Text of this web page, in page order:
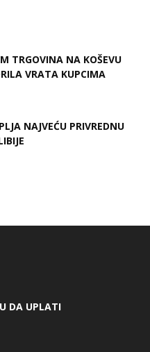
TRGOVINA NA KOŠEVU
VRATA KUPCIMA
NAJVEĆU PRIVREDNU
DA UPLATI